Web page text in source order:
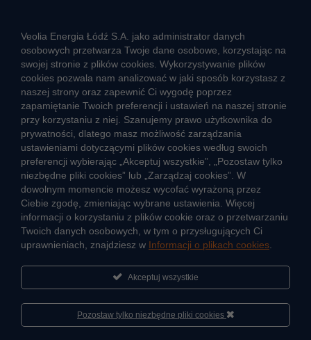
CIEPŁO SYSTEMOWE
Zalety ciepła systemowego
Ciepło przez cały rok
Usługi okołociepłownicze
Informacje ciepła systemowego
JAK POWSTAJE CIEPŁO
ŹRÓDŁA CIEPŁA
Mapa sieci ciepłowniczej
KIERUNKI ROZWOJU SIECI CIEPŁOWNICZEJ
CO TO JEST KOGENERACJA
Veolia Energia Łódź S.A. jako administrator danych
osobowych przetwarza Twoje dane osobowe, korzystając na
swojej stronie z plików cookies. Wykorzystywanie plików
cookies pozwala nam analizować w jaki sposób korzystasz z
naszej strony oraz zapewnić Ci wygodę poprzez
zapamiętanie Twoich preferencji i ustawień na naszej stronie
przy korzystaniu z niej. Szanujemy prawo użytkownika do
prywatności, dlatego masz możliwość zarządzania
ustawieniami dotyczącymi plików cookies według swoich
preferencji wybierając „Akceptuj wszystkie”, „Pozostaw tylko
niezbędne pliki cookies” lub „Zarządzaj cookies”. W
dowolnym momencie możesz wycofać wyrażoną przez
Ciebie zgodę, zmieniając wybrane ustawienia. Więcej
informacji o korzystaniu z plików cookie oraz o przetwarzaniu
Twoich danych osobowych, w tym o przysługujących Ci
uprawnieniach, znajdziesz w Informacji o plikach cookies
Akceptuj wszystkie
Pozostaw tylko niezbędne pliki cookies